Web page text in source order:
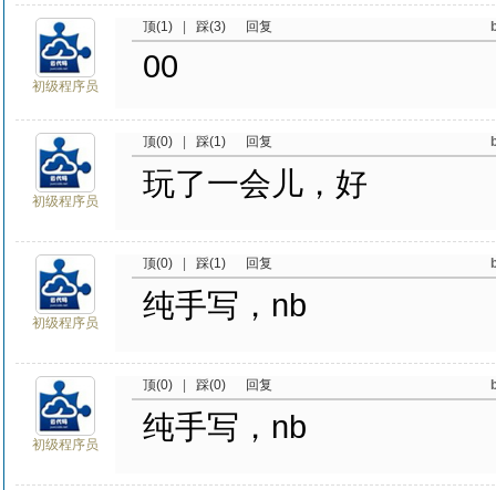
初级程序员
顶(1) 踩(3) 回复
00
初级程序员
顶(0) 踩(1) 回复
玩了一会儿，好
初级程序员
顶(0) 踩(1) 回复
纯手写，nb
初级程序员
顶(0) 踩(0) 回复
纯手写，nb